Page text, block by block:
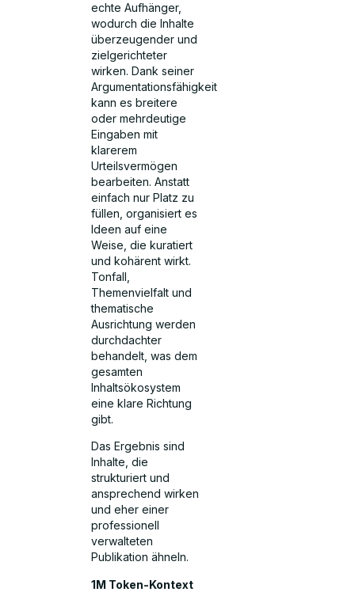
echte Aufhänger,
wodurch die Inhalte
überzeugender und
zielgerichteter
wirken. Dank seiner
Argumentationsfähigkeit
kann es breitere
oder mehrdeutige
Eingaben mit
klarerem
Urteilsvermögen
bearbeiten. Anstatt
einfach nur Platz zu
füllen, organisiert es
Ideen auf eine
Weise, die kuratiert
und kohärent wirkt.
Tonfall,
Themenvielfalt und
thematische
Ausrichtung werden
durchdachter
behandelt, was dem
gesamten
Inhaltsökosystem
eine klare Richtung
gibt.
Das Ergebnis sind
Inhalte, die
strukturiert und
ansprechend wirken
und eher einer
professionell
verwalteten
Publikation ähneln.
1M Token-Kontext